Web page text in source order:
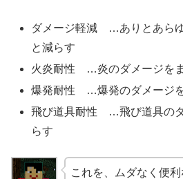
ダメージ軽減 …ありとあら
と減らす
火炎耐性 …炎のダメージを
爆発耐性 …爆発のダメージ
飛び道具耐性 …飛び道具の
らす
これを、ムダなく便